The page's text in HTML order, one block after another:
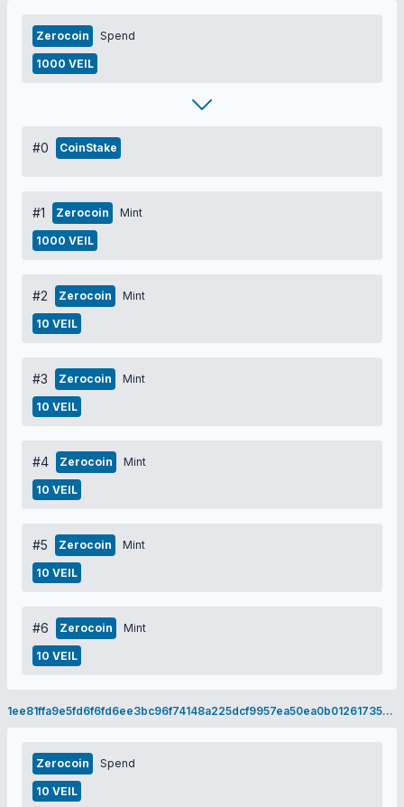
Zerocoin Spend
1000 VEIL
#0 CoinStake
#1 Zerocoin Mint
1000 VEIL
#2 Zerocoin Mint
10 VEIL
#3 Zerocoin Mint
10 VEIL
#4 Zerocoin Mint
10 VEIL
#5 Zerocoin Mint
10 VEIL
#6 Zerocoin Mint
10 VEIL
1ee81ffa9e5fd6f6fd6ee3bc96f74148a225dcf9957ea50ea0b01261735d230a
Zerocoin Spend
10 VEIL